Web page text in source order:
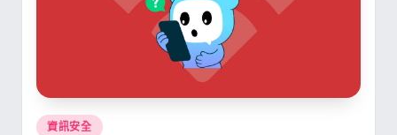
Posted
資訊安全